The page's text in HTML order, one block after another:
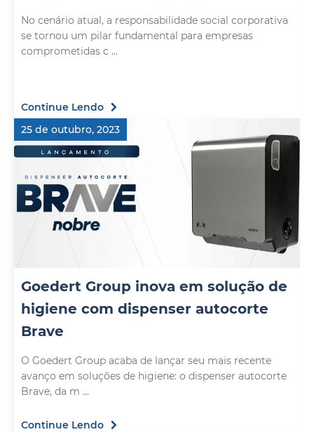
No cenário atual, a responsabilidade social corporativa
se tornou um pilar fundamental para empresas
comprometidas c ...
Continue Lendo
25 de outubro, 2023
Goedert Group inova em solução de
higiene com dispenser autocorte
Brave
O Goedert Group acaba de lançar seu mais recente
avanço em soluções de higiene: o dispenser autocorte
Brave, da m ...
Continue Lendo